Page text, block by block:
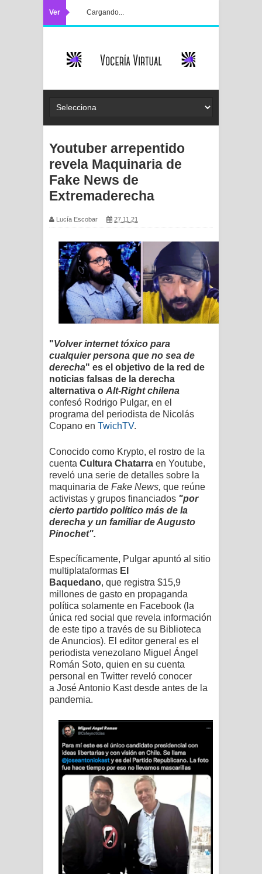
Ver Cargando...
Youtuber arrepentido
revela Maquinaria de
Fake News de
Extremaderecha
Lucía Escobar 27.11.21
"Volver internet tóxico para
cualquier persona que no sea de
derecha" es el objetivo de la red de
noticias falsas de la derecha
alternativa o Alt-Right chilena
confesó Rodrigo Pulgar, en el
programa del periodista de Nicolás
Copano en TwichTV.
Conocido como Krypto, el rostro de la
cuenta Cultura Chatarra en Youtube,
reveló una serie de detalles sobre la
maquinaria de Fake News, que reúne
activistas y grupos financiados "por
cierto partido político más de la
derecha y un familiar de Augusto
Pinochet".
Específicamente, Pulgar apuntó al sitio
multiplataformas El
Baquedano, que registra $15,9
millones de gasto en propaganda
política solamente en Facebook (la
única red social que revela información
de este tipo a través de su Biblioteca
de Anuncios). El editor general es el
periodista venezolano Miguel Ángel
Román Soto, quien en su cuenta
personal en Twitter reveló conocer
a José Antonio Kast desde antes de la
pandemia.